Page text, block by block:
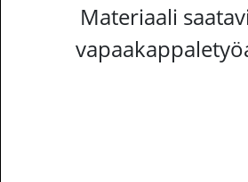
Materiaali